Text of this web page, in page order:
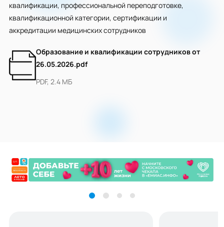
квалификации, профессиональной переподготовке,
квалификационной категории, сертификации и
аккредитации медицинских сотрудников
Образование и квалификации сотрудников от
26.05.2026.pdf
PDF, 2.4 МБ